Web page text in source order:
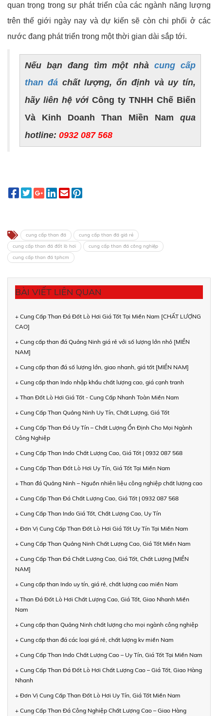
quan trọng trong sự phát triển của các ngành năng lượng
trên thế giới ngày nay và dự kiến sẽ còn chi phối ở các
nước đang phát triển trong một thời gian dài sắp tới.
Nếu bạn đang tìm một nhàcung cấp
than đáchất lượng, ổn định và uy tín,
hãy liên hệ với Công ty TNHH Chế Biến
Và Kinh Doanh Than Miền Nam qua
hotline: 0932 087 568
cung cấp than đá
cung cấp than đá giá rẻ
cung cấp than đá đốt lò hơi
cung cấp than đá công nghiệp
cung cấp than đá tphcm
BÀI VIẾT LIÊN QUAN
+ Cung Cấp Than Đá Đốt Lò Hơi Giá Tốt Tại Miền Nam [CHẤT LƯỢNG
CAO]
+ Cung cấp than đá Quảng Ninh giá rẻ với số lượng lớn nhỏ [MIỀN
NAM]
+ Cung cấp than đá số lượng lớn, giao nhanh, giá tốt [MIỀN NAM]
+ Cung cấp than Indo nhập khẩu chất lượng cao, giá cạnh tranh
+ Than Đốt Lò Hơi Giá Tốt - Cung Cấp Nhanh Toàn Miền Nam
+ Cung Cấp Than Quảng Ninh Uy Tín, Chất Lượng, Giá Tốt
+ Cung Cấp Than Đá Uy Tín – Chất Lượng Ổn Định Cho Mọi Ngành
Công Nghiệp
+ Cung Cấp Than Indo Chất Lượng Cao, Giá Tốt | 0932 087 568
+ Cung Cấp Than Đốt Lò Hơi Uy Tín, Giá Tốt Tại Miền Nam
+ Than đá Quảng Ninh – Nguồn nhiên liệu công nghiệp chất lượng cao
+ Cung Cấp Than Đá Chất Lượng Cao, Giá Tốt | 0932 087 568
+ Cung Cấp Than Indo Giá Tốt, Chất Lượng Cao, Uy Tín
+ Đơn Vị Cung Cấp Than Đốt Lò Hơi Giá Tốt Uy Tín Tại Miền Nam
+ Cung Cấp Than Quảng Ninh Chất Lượng Cao, Giá Tốt Miền Nam
+ Cung Cấp Than Đá Chất Lượng Cao, Giá Tốt, Chất Lượng [MIỀN
NAM]
+ Cung cấp than Indo uy tín, giá rẻ, chất lượng cao miền Nam
+ Than Đá Đốt Lò Hơi Chất Lượng Cao, Giá Tốt, Giao Nhanh Miền
Nam
+ Cung cấp than Quảng Ninh chất lượng cho mọi ngành công nghiệp
+ Cung cấp than đá các loại giá rẻ, chất lượng kv miền Nam
+ Cung Cấp Than Indo Chất Lượng Cao – Uy Tín, Giá Tốt Tại Miền Nam
+ Cung Cấp Than Đá Đốt Lò Hơi Chất Lượng Cao – Giá Tốt, Giao Hàng
Nhanh
+ Đơn Vị Cung Cấp Than Đốt Lò Hơi Uy Tín, Giá Tốt Miền Nam
+ Cung Cấp Than Đá Công Nghiệp Chất Lượng Cao – Giao Hàng